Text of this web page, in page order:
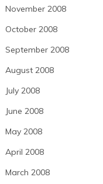
November 2008
October 2008
September 2008
August 2008
July 2008
June 2008
May 2008
April 2008
March 2008